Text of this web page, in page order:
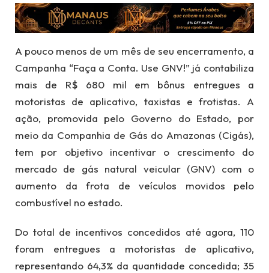
A pouco menos de um mês de seu encerramento, a
Campanha “Faça a Conta. Use GNV!” já contabiliza
mais de R$ 680 mil em bônus entregues a
motoristas de aplicativo, taxistas e frotistas. A
ação, promovida pelo Governo do Estado, por
meio da Companhia de Gás do Amazonas (Cigás),
tem por objetivo incentivar o crescimento do
mercado de gás natural veicular (GNV) com o
aumento da frota de veículos movidos pelo
combustível no estado.
Do total de incentivos concedidos até agora, 110
foram entregues a motoristas de aplicativo,
representando 64,3% da quantidade concedida; 35